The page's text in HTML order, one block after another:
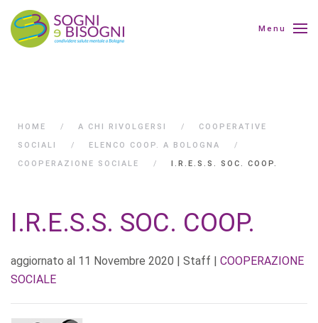
Menu
HOME A CHI RIVOLGERSI
COOPERATIVE
SOCIALI
ELENCO COOP. A BOLOGNA
COOPERAZIONE SOCIALE
I.R.E.S.S. SOC. COOP.
I.R.E.S.S. SOC. COOP.
aggiornato al 11 Novembre 2020 | Staff | COOPERAZIONE
SOCIALE